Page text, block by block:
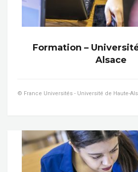
Formation –
Alsace
© France Universités - Université de Haute-